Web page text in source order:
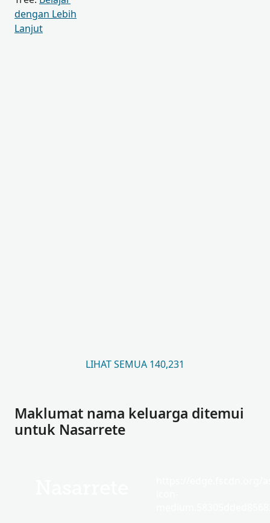
dengan Lebih
Lanjut
LIHAT SEMUA 140,231
Maklumat nama keluarga ditemui
untuk Nasarrete